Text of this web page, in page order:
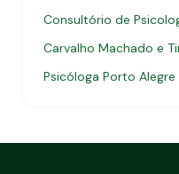
Consultório de
Carvalho Machado e
Psicóloga Porto Alegre